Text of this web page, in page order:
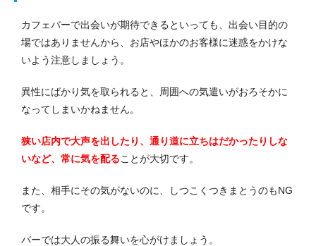
カフェバーで出会いが期待できるといっても、出会い目的の
場ではありませんから、お店やほかのお客様に迷惑をかけな
いよう注意しましょう。
異性にばかり気を取られると、周囲への気遣いがおろそかに
なってしまいかねません。
狭い店内で大声を出したり、通り道に立ちはだかったりしな
いなど、常に気を配ることが大切です。
また、相手にその気がないのに、しつこくつきまとうのもNG
です。
バーでは大人の振る舞いを心がけましょう。